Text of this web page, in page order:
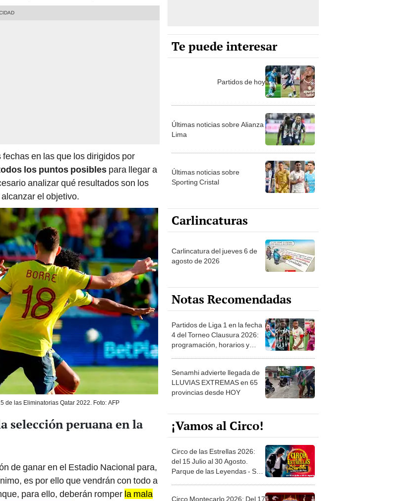
en las que los dirigidos por
los puntos posibles para llegar a
analizar qué resultados son los
el objetivo.
de las Eliminatorias Qatar 2022. Foto: AFP
selección peruana en la
de ganar en el Estadio Nacional para,
es por ello que vendrán con todo a
para ello, deberán romper la mala
Te puede interesar
Partidos de hoy
Últimas noticias sobre Alianza
Lima
Últimas noticias sobre
Sporting Cristal
Carlincaturas
Carlincatura del jueves 6 de
agosto de 2026
Notas Recomendadas
Partidos de Liga 1 en la fecha
4 del Torneo Clausura 2026:
programación, horarios y
Senamhi advierte llegada de
LLUVIAS EXTREMAS en 65
provincias desde HOY
¡Vamos al Circo!
Circo de las Estrellas 2026:
del 15 Julio al 30 Agosto.
Parque de las Leyendas - San
Circo Montecarlo 2026: Del 17